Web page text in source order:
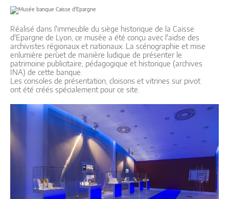
Réalisé dans l'immeuble du siège historique de la Caisse
d'Epargne de Lyon, ce musée a été conçu avec l'aidse des
archivistes régionaux et nationaux. La scénographie et mise
enlumière perùet de manière ludique de présenter le
patrimoine publicitaire, pédagogique et historique (archives
INA) de cette banque.
Les consoles de présentation, cloisons et vitrines sur pivot
ont été créés spécialement pour ce site.